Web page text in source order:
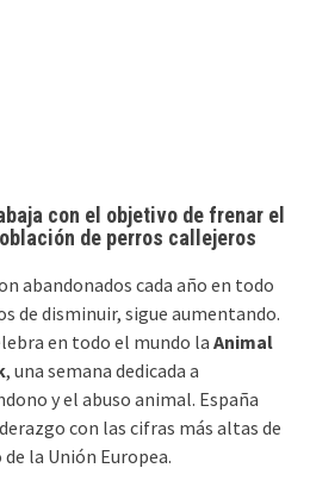
con el objetivo de frenar el
de perros callejeros
abandonados cada año en todo
de disminuir, sigue aumentando.
en todo el mundo la Animal
, una semana dedicada a
y el abuso animal. España
con las cifras más altas de
la Unión Europea.